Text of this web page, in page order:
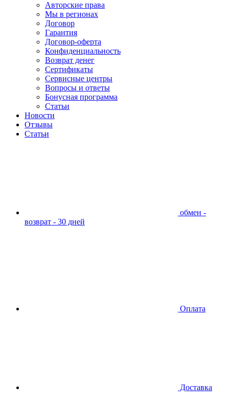
Авторские права
Мы в регионах
Договор
Гарантия
Договор-оферта
Конфиденциальность
Возврат денег
Сертификаты
Сервисные центры
Вопросы и ответы
Бонусная программа
Статьи
Новости
Отзывы
Статьи
обмен -
возврат - 30 дней
Оплата
Доставка